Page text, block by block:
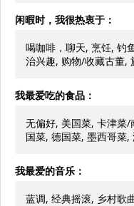
闲暇时，我很热衷于：
喝咖啡，聊天, 烹饪, 钓
治兴趣, 购物/收藏古董,
我最爱吃的食品：
无偏好, 美国菜, 卡津菜
国菜, 德国菜, 墨西哥菜,
我最爱的音乐：
蓝调, 经典摇滚, 乡村歌